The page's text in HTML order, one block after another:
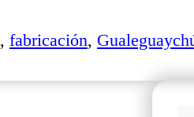
, fabricación,